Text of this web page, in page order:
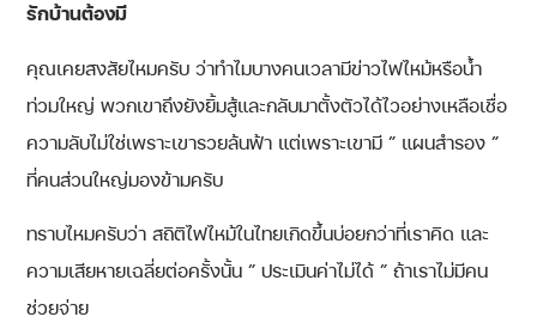
รักบ้านต้องมี
คุณเคยสงสัยไหมครับ ว่าทำไมบางคนเวลามีข่าวไฟไหม้หรือน้ำ
ท่วมใหญ่ พวกเขาถึงยังยิ้มสู้และกลับมาตั้งตัวได้ไวอย่างเหลือเชื่อ
ความลับไม่ใช่เพราะเขารวยล้นฟ้า แต่เพราะเขามี ” แผนสำรอง ”
ที่คนส่วนใหญ่มองข้ามครับ
ทราบไหมครับว่า สถิติไฟไหม้ในไทยเกิดขึ้นบ่อยกว่าที่เราคิด และ
ความเสียหายเฉลี่ยต่อครั้งนั้น ” ประเมินค่าไม่ได้ ” ถ้าเราไม่มีคน
ช่วยจ่าย